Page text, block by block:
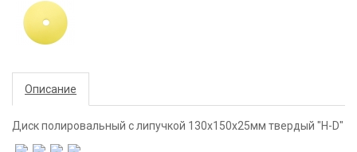
Описание
Диск полировальный с липучкой 130x150x25мм твердый "H-D"